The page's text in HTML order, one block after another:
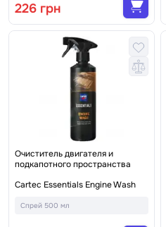
226 грн
Очиститель двигателя и
подкапотного пространства
Cartec Essentials Engine Wash
Спрей 500 мл